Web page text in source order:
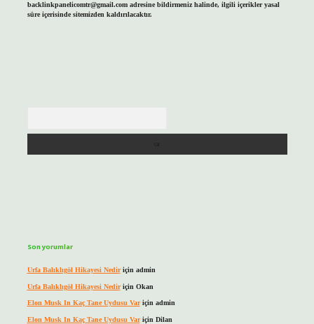
backlinkpanelicomtr@gmail.comadresine bildirmeniz halinde, ilgili içerikler yasal
süre içerisinde sitemizden kaldırılacaktır.
Son yorumlar
Urfa Balıklıgöl Hikayesi Nediriçin admin
Urfa Balıklıgöl Hikayesi Nediriçin Okan
Elon Musk In Kaç Tane Uydusu Variçin admin
Elon Musk In Kaç Tane Uydusu Variçin Dilan